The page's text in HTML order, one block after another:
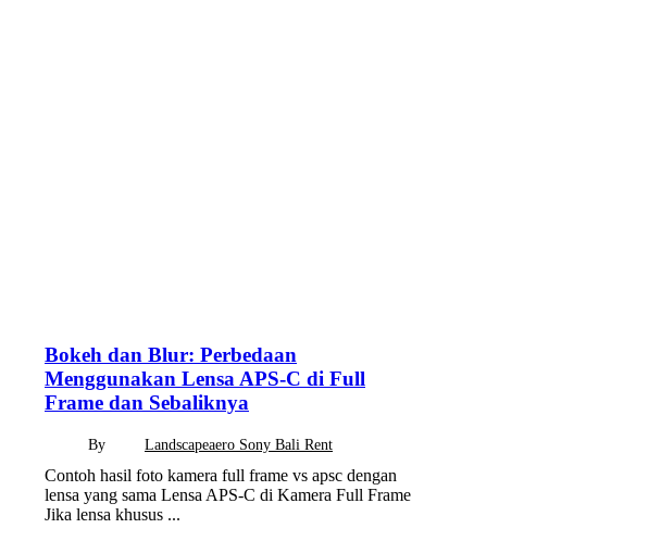
Bokeh dan Blur: Perbedaan
Menggunakan Lensa APS-C di Full
Frame dan Sebaliknya
By Landscapeaero Sony Bali Rent
Contoh hasil foto kamera full frame vs apsc dengan
lensa yang sama Lensa APS-C di Kamera Full Frame
Jika lensa khusus ...